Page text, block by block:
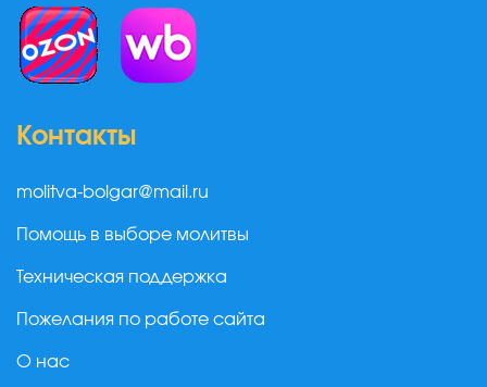
Контакты
molitva-bolgar@mail.ru
Помощь в выборе молитвы
Техническая поддержка
Пожелания по работе сайта
О нас